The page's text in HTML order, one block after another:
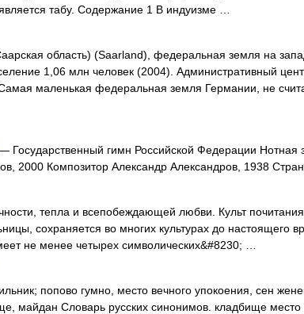
табу. Содержание 1 В индуизме …
область) (Saarland), федеральная земля на
1,06 млн человек (2004). Административный
маленькая федеральная земля Германии, не
Государственный гимн Российской Федерации Нотная
2000 Композитор Александр Александров, 1938
тепла и всепобеждающей любви. Культ почитания
сохраняется во многих культурах до настоящего
не менее четырех символических&#8230; …
попово гумно, место вечного упокоения, сен
майдан Словарь русских синонимов. кладбище место